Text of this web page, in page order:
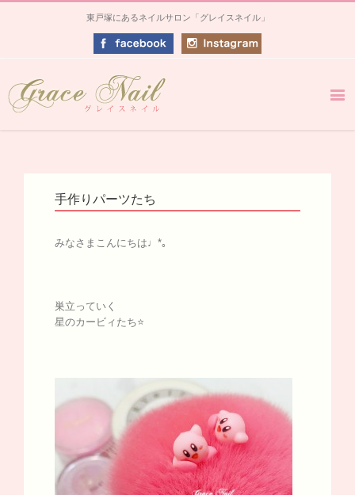
東戸塚にあるネイルサロン「グレイスネイル」
手作りパーツたち
みなさまこんにちは♩*｡
巣立っていく
星のカービィたち⭐️